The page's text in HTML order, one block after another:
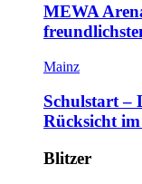
MEWA
Mainz
Schulstart –
Rücksicht
Blitzer